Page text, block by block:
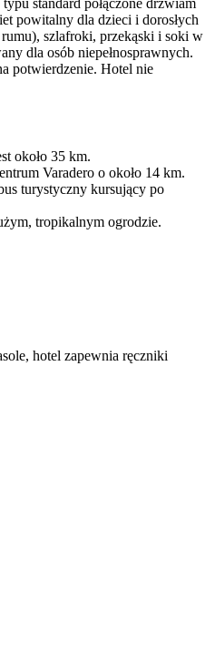
standard połączone drzwiam
powitalny dla dzieci i dorosłych
szlafroki, przekąski i soki w
dla osób niepełnosprawnych.
potwierdzenie. Hotel nie
około 35 km.
Varadero o około 14 km.
turystyczny kursujący po
tropikalnym ogrodzie.
hotel zapewnia ręczniki